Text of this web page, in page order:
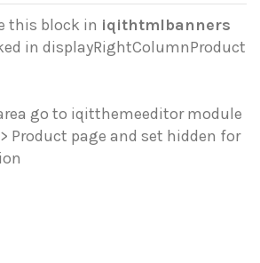
this block in iqithtmlbanners
in displayRightColumnProduct
go to iqitthemeeditor module
Product page and set hidden for